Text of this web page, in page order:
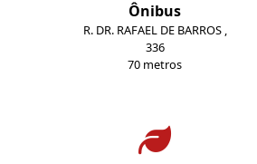
Ônibus
R. DR. RAFAEL DE BARROS ,
336
70 metros